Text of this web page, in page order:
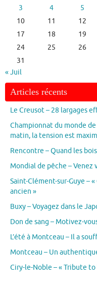
3
4 5
10
11 12
17
18 19
24
25 26
31
« Juil
Articles récents
Le Creusot – 28 largages
Championnat du monde
matin, la tension est
Rencontre – Quand les
Mondial de pêche – Venez
Saint-Clément-sur-Guye –
ancien »
Buxy – Voyagez dans le
Don de sang – Motivez-
L’été à Montceau – Il a
Montceau – Un
Ciry-le-Noble – « Tribute